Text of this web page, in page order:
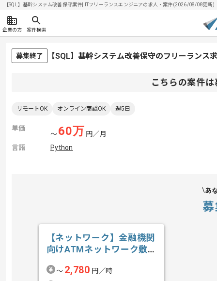
【SQL】基幹システム改善保守案件| ITフリーランスエンジニアの求人・案件(2026/08/08更新)
企業の方 案件検索
募集終了 【SQL】基幹システム改善保守のフリーランス
こちらの案件
リモートOK オンライン商談OK 週5日
単価
〜60万 円／月
言語
Python
あ
【ネットワーク】金融機関
向けATMネットワーク敷
〜 2,780 円／時